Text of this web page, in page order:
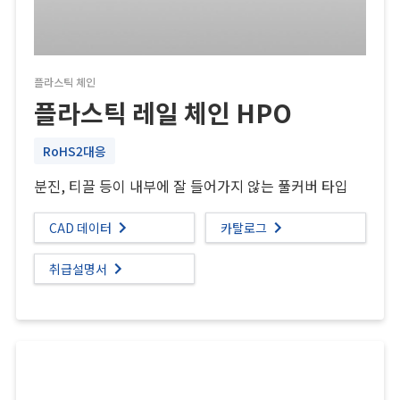
플라스틱 체인
플라스틱 레일 체인 HPO
RoHS2대응
분진, 티끌 등이 내부에 잘 들어가지 않는 풀커버 타입
CAD 데이터 카탈로그
취급설명서